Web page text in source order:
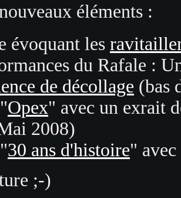
éléments :
évoquant les
du Rafale :
de décollage (bas
Opex" avec un exrait
2008)
30 ans d'histoire"
;-)